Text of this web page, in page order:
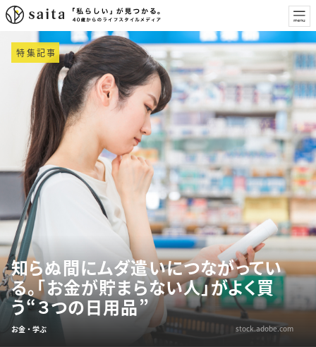
特集記事
知らぬ間にムダ遣いにつながってい
る。「お金が貯まらない人」がよく買
う“３つの日用品”
お金・学ぶ stock.adobe.com